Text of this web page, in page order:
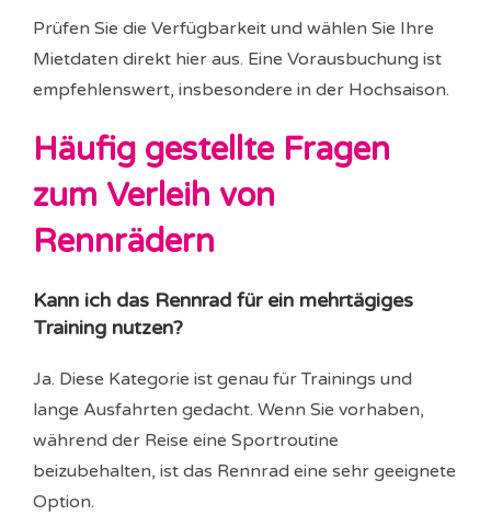
Prüfen Sie die Verfügbarkeit und wählen Sie Ihre
Mietdaten direkt hier aus. Eine Vorausbuchung ist
empfehlenswert, insbesondere in der Hochsaison.
Häufig gestellte Fragen
zum Verleih von
Rennrädern
Kann ich das Rennrad für ein mehrtägiges
Training nutzen?
Ja. Diese Kategorie ist genau für Trainings und
lange Ausfahrten gedacht. Wenn Sie vorhaben,
während der Reise eine Sportroutine
beizubehalten, ist das Rennrad eine sehr geeignete
Option.